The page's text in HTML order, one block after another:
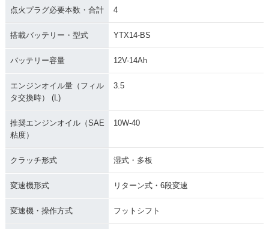
点火プラグ必要本数・合計 4
搭載バッテリー・型式 YTX14-BS
バッテリー容量 12V-14Ah
エンジンオイル量（フィル
タ交換時） (L)
3.5
推奨エンジンオイル（SAE
粘度）
10W-40
クラッチ形式 湿式・多板
変速機形式 リターン式・6段変速
変速機・操作方式 フットシフト